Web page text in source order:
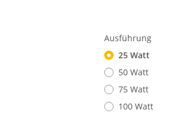
Ausführung
25 Watt
50 Watt
75 Watt
100 Watt